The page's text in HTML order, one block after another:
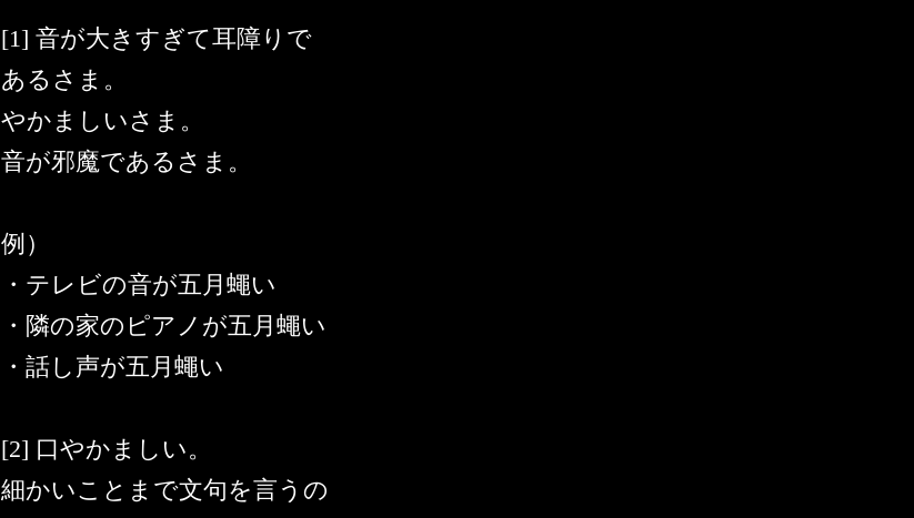
[1] 音が大きすぎて耳障りで
あるさま。
やかましいさま。
音が邪魔であるさま。
例）
・テレビの音が五月蠅い
・隣の家のピアノが五月蠅い
・話し声が五月蠅い
[2] 口やかましい。
細かいことまで文句を言うの